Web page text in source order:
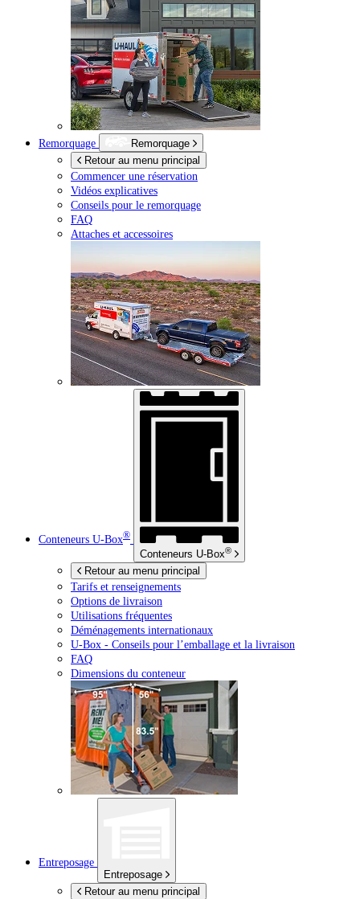
Remorquage
Remorquage
Retour au menu principal
Commencer une réservation
Vidéos explicatives
Conseils pour le remorquage
FAQ
Attaches et accessoires
Conteneurs U-Box®
Conteneurs U-Box®
Retour au menu principal
Tarifs et renseignements
Options de livraison
Utilisations fréquentes
Déménagements internationaux
U-Box - Conseils pour l’emballage et la livraison
FAQ
Dimensions du conteneur
Entreposage
Entreposage
Retour au menu principal